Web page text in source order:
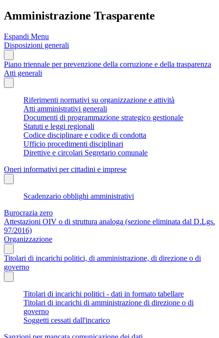
Amministrazione Trasparente
Espandi Menu
Disposizioni generali
Piano triennale per prevenzione della corruzione e della trasparenza
Atti generali
Riferimenti normativi su organizzazione e attività
Atti amministrativi generali
Documenti di programmazione strategico gestionale
Statuti e leggi regionali
Codice disciplinare e codice di condotta
Ufficio procedimenti disciplinari
Direttive e circolari Segretario comunale
Oneri informativi per cittadini e imprese
Scadenzario obblighi amministrativi
Burocrazia zero
Attestazioni OIV o di struttura analoga (sezione eliminata dal D.Lgs.
97/2016)
Organizzazione
Titolari di incarichi politici, di amministrazione, di direzione o di
governo
Titolari di incarichi politici - dati in formato tabellare
Titolari di incarichi di amministrazione di direzione o di
governo
Soggetti cessati dall'incarico